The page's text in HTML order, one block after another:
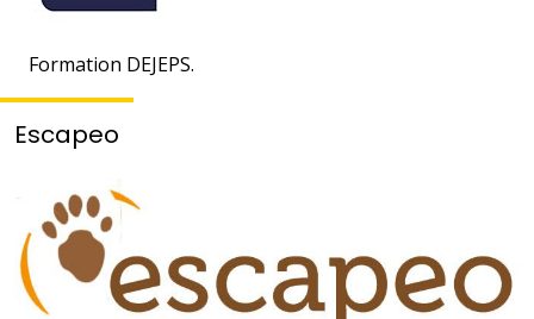
Formation DEJEPS.
Escapeo